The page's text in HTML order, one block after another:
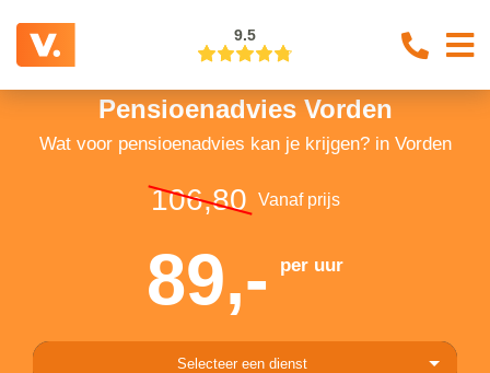
9.5
Pensioenadvies Vorden
Wat voor pensioenadvies kan je krijgen? in Vorden
106,80 Vanaf prijs
89,- per uur
Selecteer een dienst